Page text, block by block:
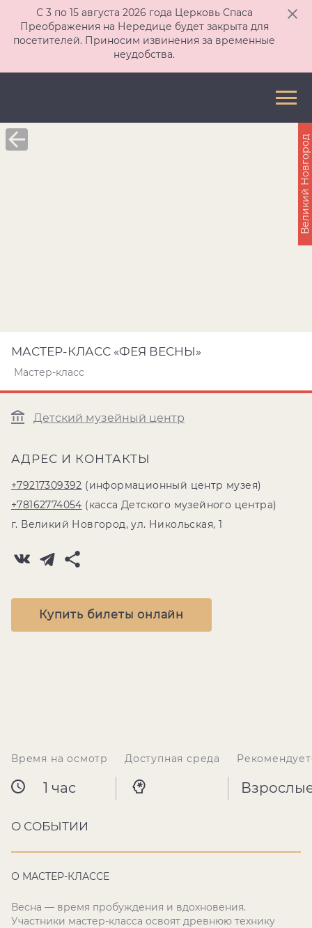
С 3 по 15 августа 2026 года Церковь Спаса
Преображения на Нередице будет закрыта для
посетителей. Приносим извинения за временные
неудобства.
МАСТЕР-КЛАСС «ФЕЯ ВЕСНЫ»
Мастер-класс
Детский музейный центр
АДРЕС И КОНТАКТЫ
+79217309392 (информационный центр музея)
+78162774054 (касса Детского музейного центра)
г. Великий Новгород, ул. Никольская, 1
Купить билеты онлайн
Великий Новгород
Время на осмотр
1 час
Доступная среда
О СОБЫТИИ
О МАСТЕР-КЛАССЕ
Весна — время пробуждения и вдохновения.
Участники мастер-класса освоят древнюю технику